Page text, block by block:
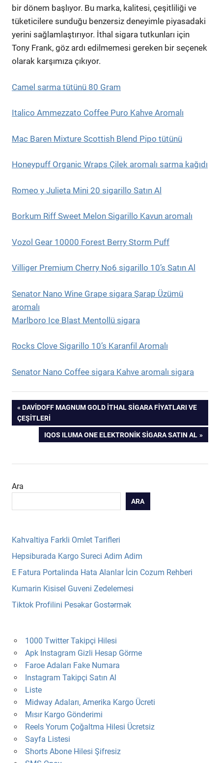
bir dönem başlıyor. Bu marka, kalitesi, çeşitliliği ve
tüketicilere sunduğu benzersiz deneyimle piyasadaki
yerini sağlamlaştırıyor. İthal sigara tutkunları için
Tony Frank, göz ardı edilmemesi gereken bir seçenek
olarak karşımıza çıkıyor.
Camel sarma tütünü 80 Gram
Italico Ammezzato Coffee Puro Kahve Aromalı
Mac Baren Mixture Scottish Blend Pipo tütünü
Honeypuff Organic Wraps Çilek aromalı sarma kağıdı
Romeo y Julieta Mini 20 sigarillo Satın Al
Borkum Riff Sweet Melon Sigarillo Kavun aromalı
Vozol Gear 10000 Forest Berry Storm Puff
Villiger Premium Cherry No6 sigarillo 10’s Satın Al
Senator Nano Wine Grape sigara Şarap Üzümü
aromalı
Marlboro Ice Blast Mentollü sigara
Rocks Clove Sigarillo 10’s Karanfil Aromalı
Senator Nano Coffee sigara Kahve aromalı sigara
Yazı
gezinmesi
PREVIOUS
POST:
DAVIDOFF MAGNUM GOLD İTHAL SIGARA FIYATLARI VE
ÇEŞITLERI
NEXT
POST:
IQOS ILUMA ONE ELEKTRONIK SIGARA SATIN AL
Ara
ARA
Kahvaltiya Farkli Omlet Tarifleri
Hepsiburada Kargo Sureci Adim Adim
E Fatura Portalinda Hata Alanlar İcin Cozum Rehberi
Kumarin Kisisel Guveni Zedelemesi
Tiktok Profilini Pesəkar Gostərmək
1000 Twitter Takipçi Hilesi
Apk Instagram Gizli Hesap Görme
Faroe Adaları Fake Numara
Instagram Takipçi Satın Al
Liste
Midway Adaları, Amerika Kargo Ücreti
Mısır Kargo Gönderimi
Reels Yorum Çoğaltma Hilesi Ücretsiz
Sayfa Listesi
Shorts Abone Hilesi Şifresiz